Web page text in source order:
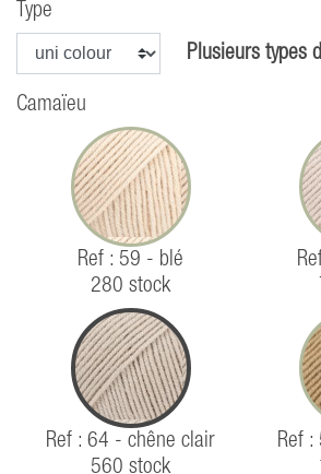
Type
Plusieurs types
Camaïeu
Ref : 59 - blé
280 stock
Ref : 64 - chêne clair
560 stock
Ref :